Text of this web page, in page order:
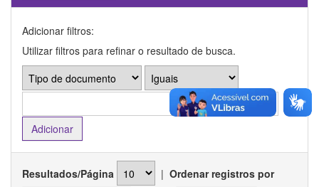
Adicionar filtros:
Utilizar filtros para refinar o resultado de busca.
Resultados/Página | Ordenar registros por